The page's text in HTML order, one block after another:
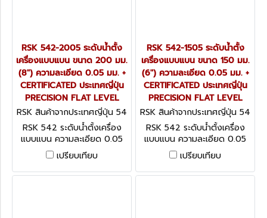
RSK 542-2005 ระดับน้ำตั้ง
เครื่องแบบแบน ขนาด 200 มม.
(8") ความละเอียด 0.05 มม. +
CERTIFICATED ประเทศญี่ปุ่น
PRECISION FLAT LEVEL
RSK สินค้าจากประเทศญี่ปุ่น 54
2-2005
RSK 542 ระดับน้ำตั้งเครื่อง
แบบแบน ความละเอียด 0.05
มม. + CERTIFICATED ประเทศ
ญี่ปุ่น PRECISION FLAT
LEVEL
เปรียบเทียบ
RSK 542-1505 ระดับน้ำตั้ง
เครื่องแบบแบน ขนาด 150 มม.
(6") ความละเอียด 0.05 มม. +
CERTIFICATED ประเทศญี่ปุ่น
PRECISION FLAT LEVEL
RSK สินค้าจากประเทศญี่ปุ่น 54
2-1505
RSK 542 ระดับน้ำตั้งเครื่อง
แบบแบน ความละเอียด 0.05
มม. + CERTIFICATED ประเทศ
ญี่ปุ่น PRECISION FLAT
LEVEL
เปรียบเทียบ